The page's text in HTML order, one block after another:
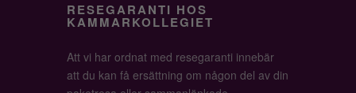
RESEGARANTI HOS
KAMMARKOLLEGIET
Att vi har ordnat med resegaranti innebär
att du kan få ersättning om någon del av din